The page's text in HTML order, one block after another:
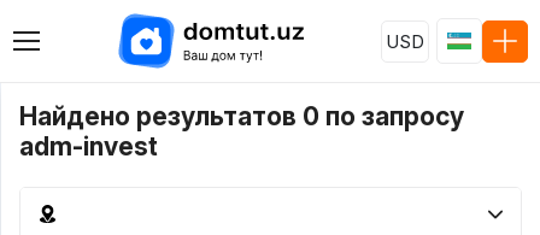
USD
Найдено результатов 0 по запросу
adm-invest